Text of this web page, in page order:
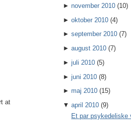
at
►november 2010 (10)
►oktober 2010 (4)
►september 2010 (7)
►august 2010 (7)
►juli 2010 (5)
►juni 2010 (8)
►maj 2010 (15)
▼april 2010 (9)
Et par psykedeliske